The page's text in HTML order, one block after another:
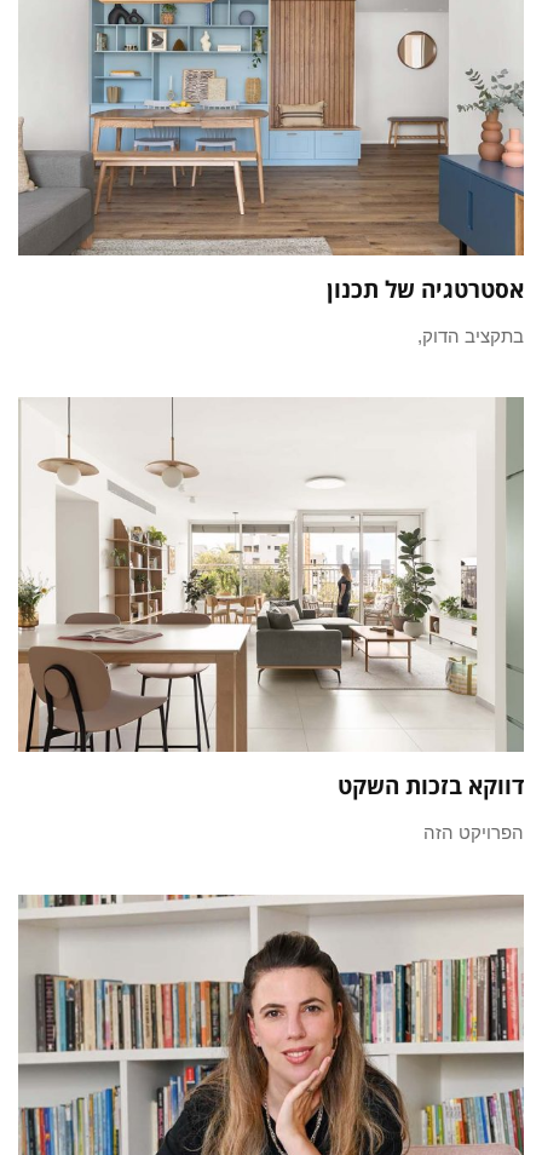
אסטרטגיה של תכנון
בתקציב הדוק,
דווקא בזכות השקט
הפרויקט הזה